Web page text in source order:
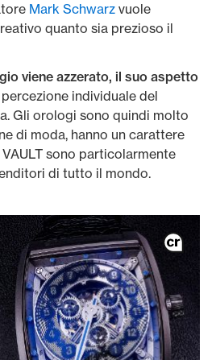
Mark Schwarz vuole
quanto sia prezioso il
viene azzerato, il suo aspetto
individuale del
Gli orologi sono quindi molto
di moda, hanno un carattere
sono particolarmente
di tutto il mondo.